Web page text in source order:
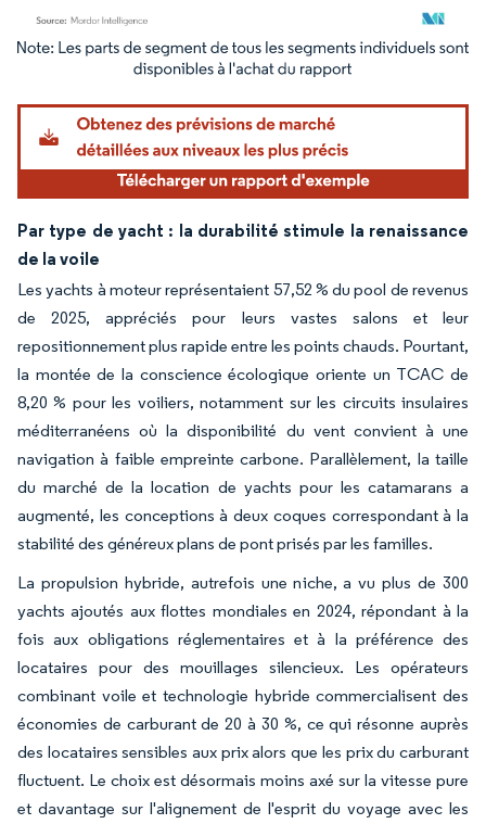
Image © Mordor Intelligence. La réutilisation nécessite une attribution sous CC BY
Par type de yacht : la durabilité stimule la renaissance
de la voile
Les yachts à moteur représentaient 57,52 % du pool de revenus
de 2025, appréciés pour leurs vastes salons et leur
repositionnement plus rapide entre les points chauds. Pourtant,
la montée de la conscience écologique oriente un TCAC de
8,20 % pour les voiliers, notamment sur les circuits insulaires
méditerranéens où la disponibilité du vent convient à une
navigation à faible empreinte carbone. Parallèlement, la taille
du marché de la location de yachts pour les catamarans a
augmenté, les conceptions à deux coques correspondant à la
stabilité des généreux plans de pont prisés par les familles.
La propulsion hybride, autrefois une niche, a vu plus de 300
yachts ajoutés aux flottes mondiales en 2024, répondant à la
fois aux obligations réglementaires et à la préférence des
locataires pour des mouillages silencieux. Les opérateurs
combinant voile et technologie hybride commercialisent des
économies de carburant de 20 à 30 %, ce qui résonne auprès
des locataires sensibles aux prix alors que les prix du carburant
fluctuent. Le choix est désormais moins axé sur la vitesse pure
et davantage sur l'alignement de l'esprit du voyage avec les